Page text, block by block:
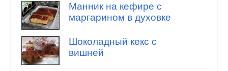
Манник на кефире с
маргарином в духовке
Шоколадный кекс с
вишней